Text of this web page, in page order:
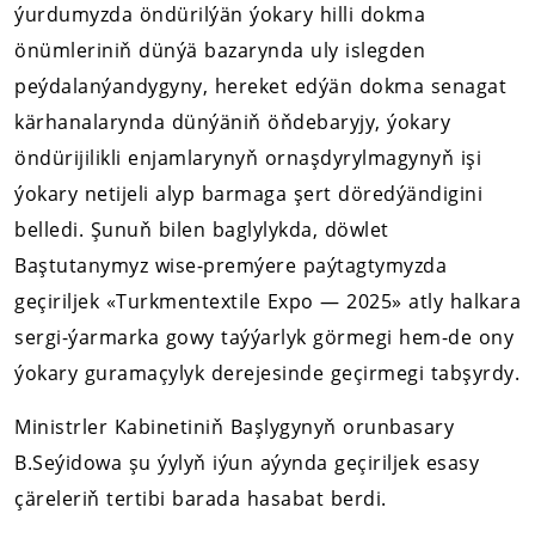
ýurdumyzda öndürilýän ýokary hilli dokma
önümleriniň dünýä bazarynda uly islegden
peýdalanýandygyny, hereket edýän dokma senagat
kärhanalarynda dünýäniň öňdebaryjy, ýokary
öndürijilikli enjamlarynyň ornaşdyrylmagynyň işi
ýokary netijeli alyp barmaga şert döredýändigini
belledi. Şunuň bilen baglylykda, döwlet
Baştutanymyz wise-premýere paýtagtymyzda
geçiriljek «Turkmentextile Expo — 2025» atly halkara
sergi-ýarmarka gowy taýýarlyk görmegi hem-de ony
ýokary guramaçylyk derejesinde geçirmegi tabşyrdy.
Ministrler Kabinetiniň Başlygynyň orunbasary
B.Seýidowa şu ýylyň iýun aýynda geçiriljek esasy
çäreleriň tertibi barada hasabat berdi.